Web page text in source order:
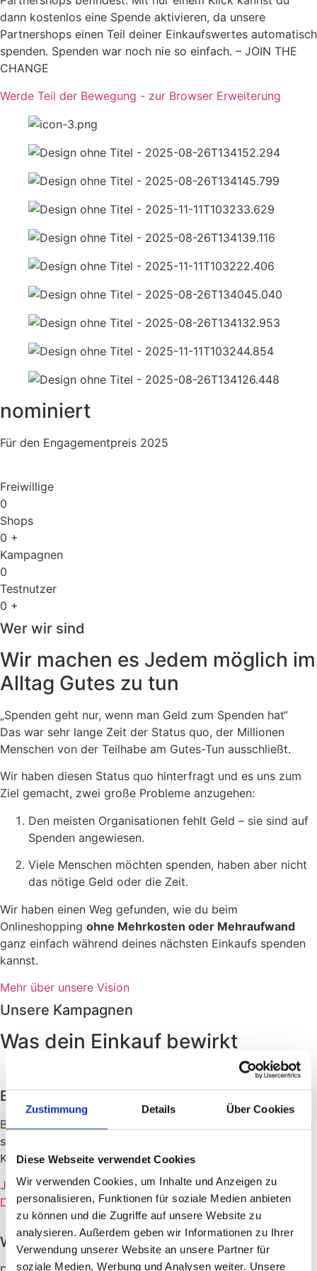
Zustimmung Details Über Cookies
Diese Webseite verwendet Cookies
Wir verwenden Cookies, um Inhalte und Anzeigen zu
personalisieren, Funktionen für soziale Medien anbieten
zu können und die Zugriffe auf unsere Website zu
analysieren. Außerdem geben wir Informationen zu Ihrer
Verwendung unserer Website an unsere Partner für
soziale Medien, Werbung und Analysen weiter. Unsere
dann kostenlos eine Spende aktivieren, da unsere
Partnershops einen Teil deiner Einkaufswertes automatisch
spenden. Spenden war noch nie so einfach. – JOIN THE
CHANGE
Werde Teil der Bewegung - zur Browser Erweiterung
nominiert
Für den Engagementpreis 2025
Freiwillige
0
Shops
0 +
Kampagnen
0
Testnutzer
0 +
Wer wir sind
Wir machen es Jedem möglich im
Alltag Gutes zu tun
„Spenden geht nur, wenn man Geld zum Spenden hat“
Das war sehr lange Zeit der Status quo, der Millionen
Menschen von der Teilhabe am Gutes-Tun ausschließt.
Wir haben diesen Status quo hinterfragt und es uns zum
Ziel gemacht, zwei große Probleme anzugehen:
Den meisten Organisationen fehlt Geld – sie sind auf
Spenden angewiesen.
Viele Menschen möchten spenden, haben aber nicht
das nötige Geld oder die Zeit.
Wir haben einen Weg gefunden, wie du beim
Onlineshopping ohne Mehrkosten oder Mehraufwand
ganz einfach während deines nächsten Einkaufs spenden
kannst.
Mehr über unsere Vision
Unsere Kampagnen
Was dein Einkauf bewirkt
Bildung & Zukunft in Afrika
Bildung verändert Leben. Gemeinsam mit lokalen Partnern
schaffen wir Lernräume, bauen Schulen und eröffnen
Kindern neue Zukunftschancen in Afrika.
Jetzt mithelfen
Details
Wildtierschutz in Afrika